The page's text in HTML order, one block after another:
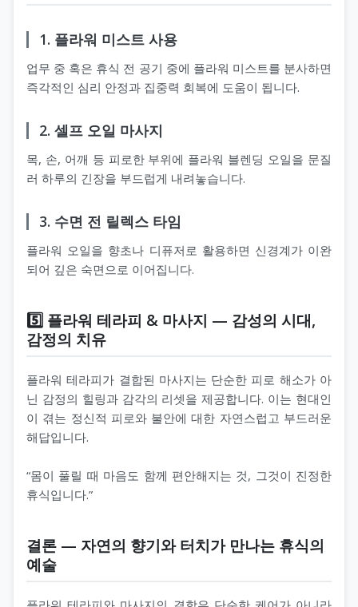
1. 플라워 미스트 사용
업무 중 혹은 휴식 전 공기 중에 플라워 미스트를 분사하면
즉각적인 심리 안정과 집중력 회복에 도움이 됩니다.
2. 셀프 오일 마사지
목, 손, 어깨 등 피로한 부위에 플라워 블렌딩 오일을 문질
러 하루의 긴장을 부드럽게 내려놓습니다.
3. 수면 전 릴렉스 타임
플라워 오일을 향초나 디퓨저로 활용하면 신경계가 이완
되어 깊은 숙면으로 이어집니다.
5️⃣ 플라워 테라피 & 마사지 — 감성의 시대,
감정의 치유
플라워 테라피가 결합된 마사지는 단순한 피로 해소가 아
닌 감정의 힐링과 감각의 리셋을 제공합니다. 이는 현대인
이 겪는 정신적 피로와 불안에 대한 자연스럽고 부드러운
해답입니다.
“몸이 풀릴 때 마음도 함께 편안해지는 것, 그것이 진정한
휴식입니다.”
결론 — 자연의 향기와 터치가 만나는 휴식의
예술